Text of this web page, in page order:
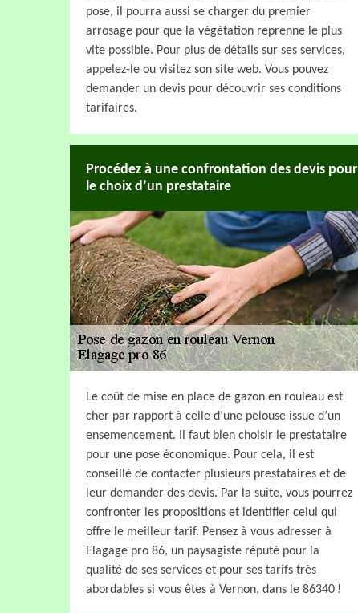
pose, il pourra aussi se charger du premier
arrosage pour que la végétation reprenne le plus
vite possible. Pour plus de détails sur ses services,
appelez-le ou visitez son site web. Vous pouvez
demander un devis pour découvrir ses conditions
tarifaires.
Procédez à une confrontation des devis pour
le choix d’un prestataire
Le coût de mise en place de gazon en rouleau est
cher par rapport à celle d’une pelouse issue d’un
ensemencement. Il faut bien choisir le prestataire
pour une pose économique. Pour cela, il est
conseillé de contacter plusieurs prestataires et de
leur demander des devis. Par la suite, vous pourrez
confronter les propositions et identifier celui qui
offre le meilleur tarif. Pensez à vous adresser à
Elagage pro 86, un paysagiste réputé pour la
qualité de ses services et pour ses tarifs très
abordables si vous êtes à Vernon, dans le 86340 !